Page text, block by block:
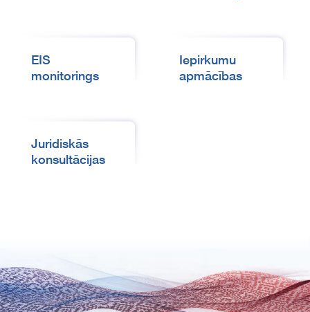
EIS
monitorings
Iepirkumu
apmācības
Juridiskās
konsultācijas